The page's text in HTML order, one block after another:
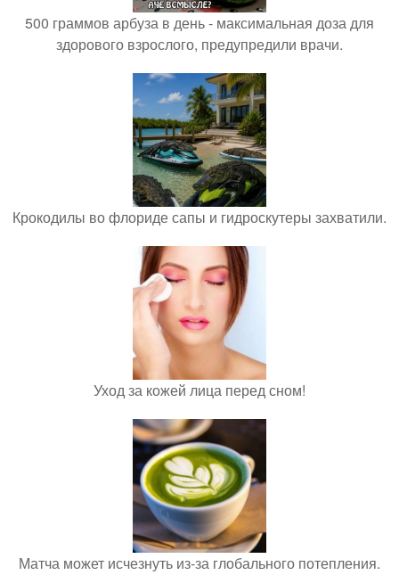
500 граммов арбуза в день - максимальная доза для
здорового взрослого, предупредили врачи.
Крокодилы во флориде сапы и гидроскутеры захватили.
Уход за кожей лица перед сном!
Матча может исчезнуть из-за глобального потепления.